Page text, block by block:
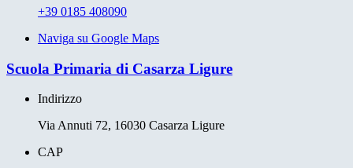
+39 0185 408090
Naviga su Google Maps
Scuola Primaria di Casarza Ligure
Indirizzo
Via Annuti 72, 16030 Casarza Ligure
CAP